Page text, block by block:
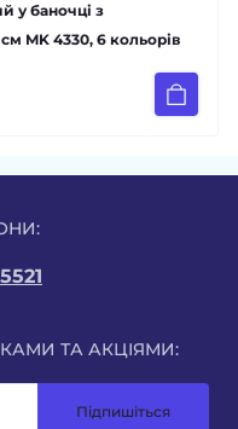
у баночці з
MK 4330, 6 кольорів
ТА АКЦІЯМИ:
Підпишіться